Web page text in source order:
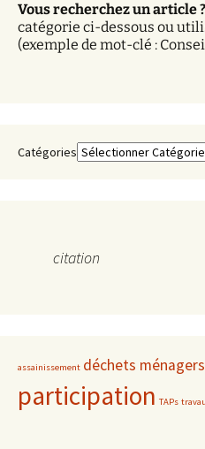
e
s
Vous recherchez un article ?
catégorie ci-dessous ou
(exemple de mot-clé :
Catégories
citation
assainissement déchets ménagers
participation TAPs